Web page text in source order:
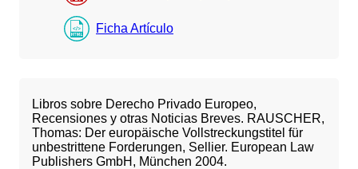
Ficha Artículo
Libros sobre Derecho Privado Europeo,
Recensiones y otras Noticias Breves. RAUSCHER,
Thomas: Der europäische Vollstreckungstitel für
unbestrittene Forderungen, Sellier. European Law
Publishers GmbH, München 2004.